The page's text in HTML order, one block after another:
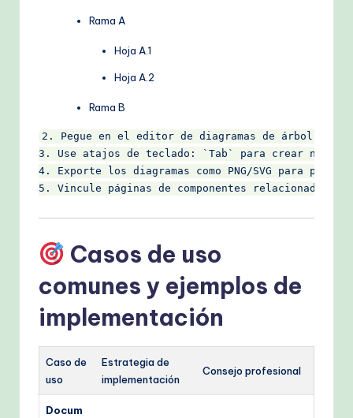
Rama A
Hoja A.1
Hoja A.2
Rama B
2. Pegue en el editor de diagramas de árbol para
3. Use atajos de teclado: `Tab` para crear nodos
4. Exporte los diagramas como PNG/SVG para
Casos de uso
comunes y ejemplos de
implementación
Caso de
uso
Estrategia de
implementación
Consejo profesional
Docum